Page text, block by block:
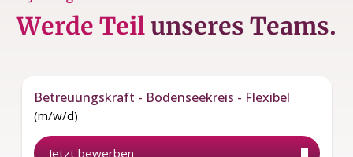
Werde Teil unseres Teams.
Betreuungskraft - Bodenseekreis - Flexibel
(m/w/d)
Jetzt bewerben